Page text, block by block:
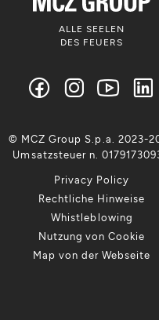
ALLE SEELEN
DES FEUERS
Privacy Policy
Rechtliche Hinweise
Whistleblowing
Nutzung von Cookie
Map von der Webseite
© MCZ Group S.p.a. 2023-
Umsatzsteuer n.